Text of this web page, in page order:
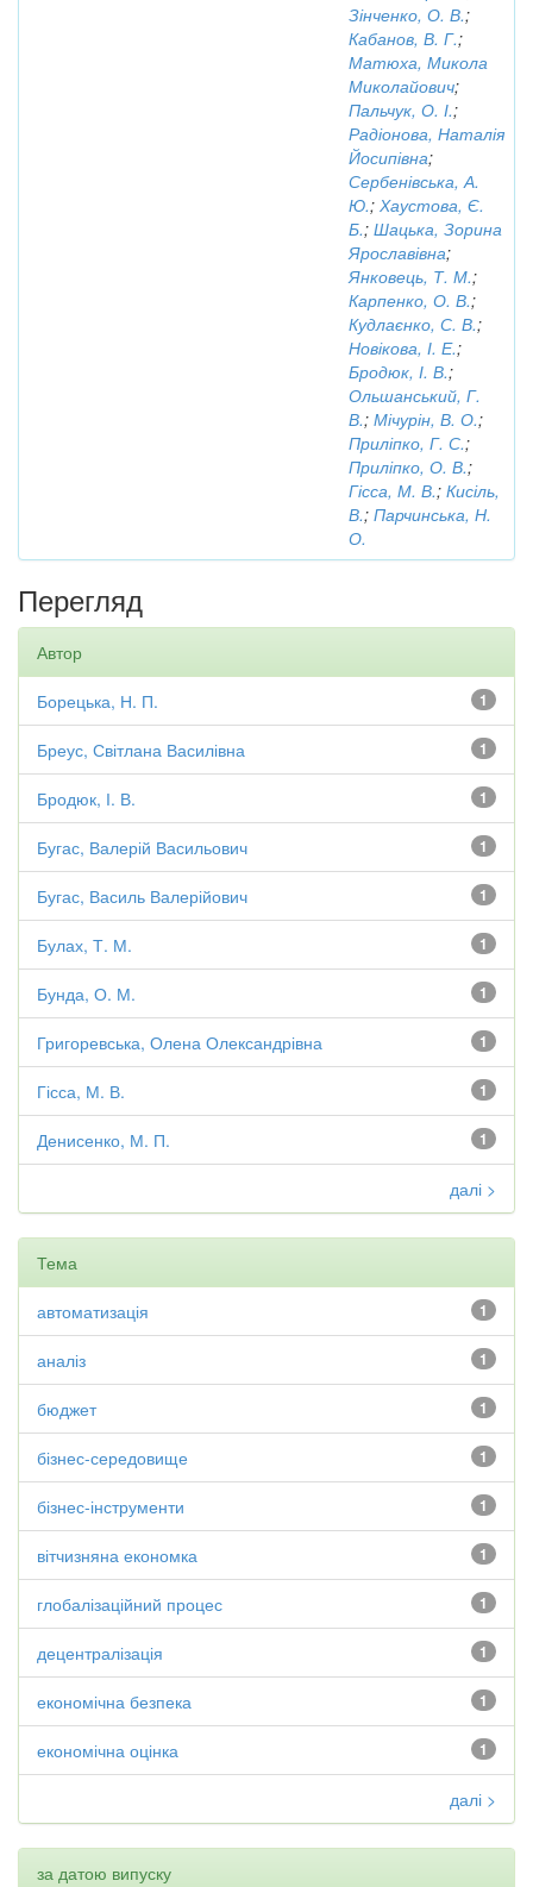
Зінченко, О. В.;
Кабанов, В. Г.;
Матюха, Микола
Миколайович;
Пальчук, О. І.;
Радіонова, Наталія
Йосипівна;
Сербенівська, А.
Ю.; Хаустова, Є.
Б.; Шацька, Зорина
Ярославівна;
Янковець, Т. М.;
Карпенко, О. В.;
Кудлаєнко, С. В.;
Новікова, І. Е.;
Бродюк, І. В.;
Ольшанський, Г.
В.; Мічурін, В. О.;
Приліпко, Г. С.;
Приліпко, О. В.;
Гісса, М. В.; Кисіль,
В.; Парчинська, Н.
О.
Перегляд
Автор
1
Борецька, Н. П.
1
Бреус, Світлана Василівна
1
Бродюк, І. В.
1
Бугас, Валерій Васильович
1
Бугас, Василь Валерійович
1
Булах, Т. М.
1
Бунда, О. М.
1
Григоревська, Олена Олександрівна
1
Гісса, М. В.
1
Денисенко, М. П.
далі >
Тема
1
автоматизація
1
аналіз
1
бюджет
1
бізнес-середовище
1
бізнес-інструменти
1
вітчизняна економка
1
глобалізаційний процес
1
децентралізація
1
економічна безпека
1
економічна оцінка
далі >
за датою випуску